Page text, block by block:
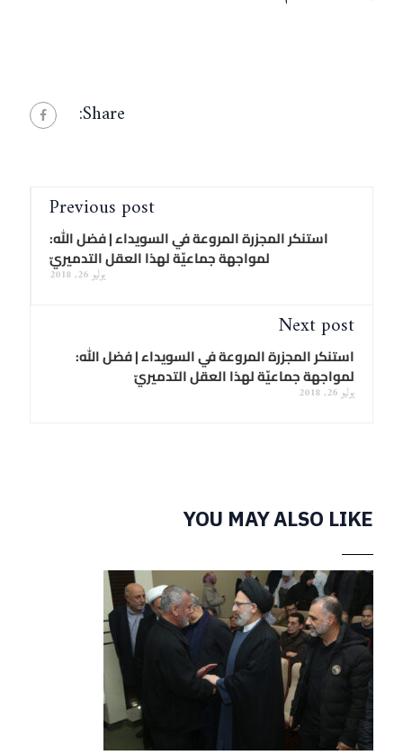
Share:
Previous post
استنكر المجزرة المروعة في السويداء | فضل الله:
لمواجهة جماعيّة لهذا العقل التدميريّ
يوليو 26, 2018
Next post
استنكر المجزرة المروعة في السويداء | فضل الله:
لمواجهة جماعيّة لهذا العقل التدميريّ
يوليو 26, 2018
YOU MAY ALSO LIKE